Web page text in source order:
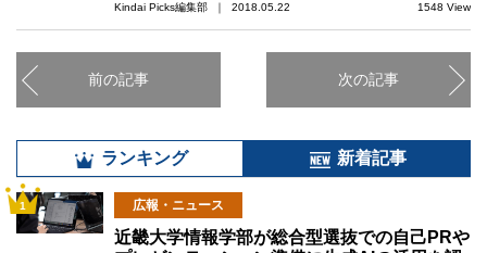
Kindai Picks編集部 ｜ 2018.05.22 1548 View
前の記事 次の記事
ランキング 新着記事
1 広報・ニュース
近畿大学情報学部が総合型選抜での自己PRや